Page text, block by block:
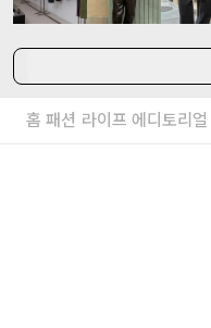
내가 좋아할 만한 기사
홈 패션 라이프 에디토리얼